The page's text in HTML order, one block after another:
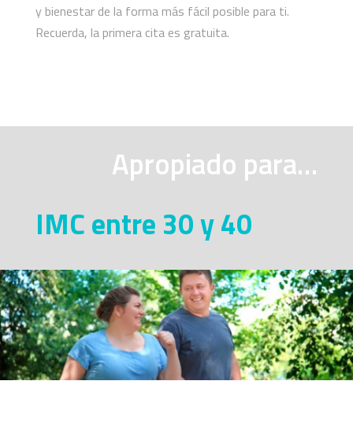
y bienestar de la forma más fácil posible para ti.
Recuerda, la primera cita es gratuita.
Apropiado para…
IMC entre 30 y 40